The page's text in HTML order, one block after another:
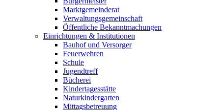
Marktgemeinderat
Verwaltungsgemeinschaft
Öffentliche Bekanntmachungen
Einrichtungen & Institutionen
Bauhof und Versorger
Feuerwehren
Schule
Jugendtreff
Bücherei
Kindertagesstätte
Naturkindergarten
Mittagsbetreuung